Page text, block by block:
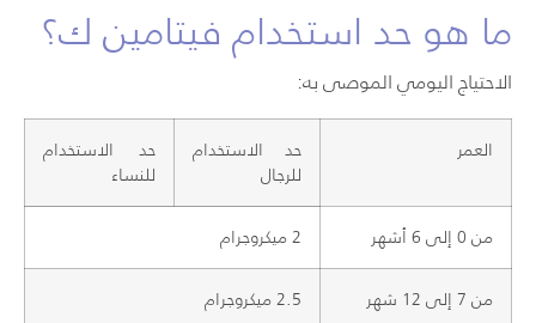
ما هو حد استخدام فيتامين ك؟
الاحتياج اليومي الموصى به:
العمر
حد الاستخدام
للرجال
حد الاستخدام
للنساء
من 0 إلى 6 أشهر 2 ميكروجرام
من 7 إلى 12 شهر 2.5 ميكروجرام